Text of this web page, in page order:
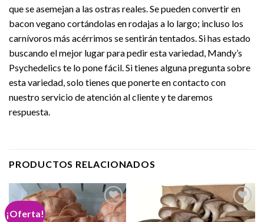
que se asemejan a las ostras reales. Se pueden convertir en
bacon vegano cortándolas en rodajas a lo largo; incluso los
carnívoros más acérrimos se sentirán tentados. Si has estado
buscando el mejor lugar para pedir esta variedad, Mandy’s
Psychedelics te lo pone fácil. Si tienes alguna pregunta sobre
esta variedad, solo tienes que ponerte en contacto con
nuestro servicio de atención al cliente y te daremos
respuesta.
PRODUCTOS RELACIONADOS
¡Oferta!